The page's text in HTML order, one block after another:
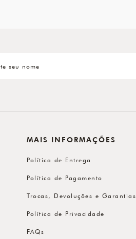
MAIS INFORMAÇÕES
Política de Entrega
Política de Pagamento
Trocas, Devoluções e Garantias
Política de Privacidade
FAQs